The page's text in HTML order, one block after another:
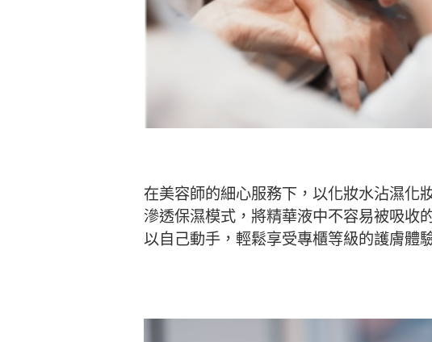
在美容師的細心服務下，以化妝水沾濕化
滲透保濕模式，將精華液中不容易被吸收
以自己動手，輕鬆享受專櫃等級的護膚體